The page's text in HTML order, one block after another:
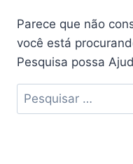
Parece que não
você está
Pesquisa possa
Pesquisar
por: